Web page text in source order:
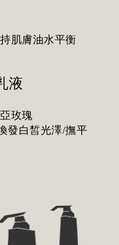
肌膚油水平衡
液
玫瑰
發白皙光澤/撫平
立即購買